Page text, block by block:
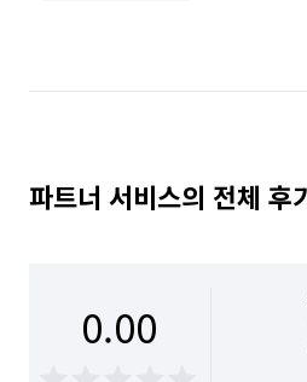
파트너 서비스의 전체 후
0.00